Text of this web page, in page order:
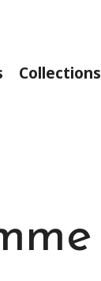
Collections